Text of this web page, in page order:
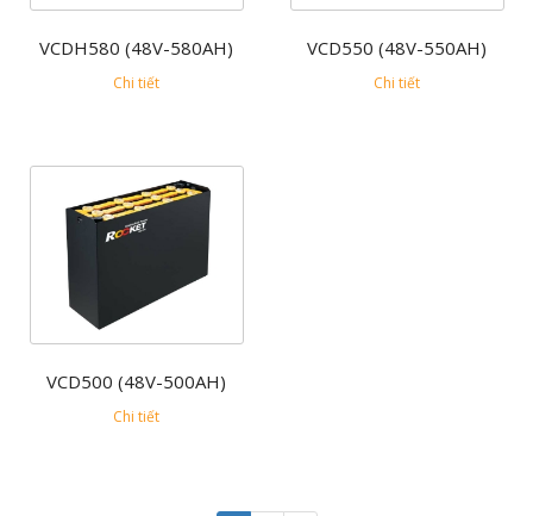
VCDH580 (48V-580AH)
Chi tiết
VCD550 (48V-550AH)
Chi tiết
VCD500 (48V-500AH)
Chi tiết